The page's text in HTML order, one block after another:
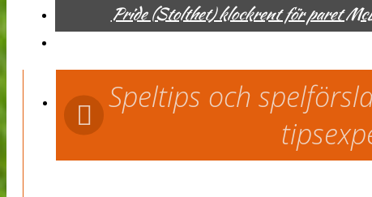
Pride (Stolthet) klockrent för paret
Speltips och